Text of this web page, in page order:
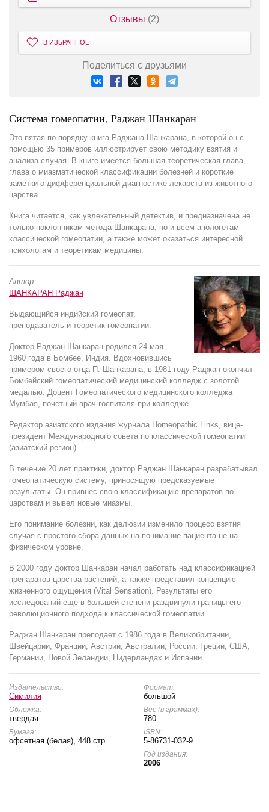
Отзывы (2)
В ИЗБРАННОЕ
Поделиться с друзьями
Система гомеопатии, Раджан Шанкаран
Это пятая по порядку книга Раджана Шанкарана, в которой он с
помощью 35 примеров иллюстрирует свою методику взятия и
анализа случая. В книге имеется большая теоретическая глава,
глава о миазматической классификации болезней и короткие
заметки о дифференциальной диагностике лекарств из животного
царства.
Книга читается, как увлекательный детектив, и предназначена не
только поклонникам метода Шанкарана, но и всем апологетам
классической гомеопатии, а также может оказаться интересной
психологам и теоретикам медицины.
Автор:
ШАНКАРАН Раджан
Выдающийся индийский гомеопат,
преподаватель и теоретик гомеопатии.
Доктор Раджан Шанкаран родился 24 мая
1960 года в Бомбее, Индия. Вдохновившись
примером своего отца П. Шанкарана, в 1981 году Раджан окончил
Бомбейский гомеопатический медицинский колледж с золотой
медалью. Доцент Гомеопатического медицинского колледжа
Мумбая, почетный врач госпиталя при колледже.
Редактор азиатского издания журнала Homeopathic Links, вице-
президент Международного совета по классической гомеопатии
(азиатский регион).
В течение 20 лет практики, доктор Раджан Шанкаран разрабатывал
гомеопатическую систему, приносящую предсказуемые
результаты. Он привнес свою классификацию препаратов по
царствам и вывел новые миазмы.
Его понимание болезни, как делюзии изменило процесс взятия
случая с простого сбора данных на понимание пациента не на
физическом уровне.
В 2000 году доктор Шанкаран начал работать над классификацией
препаратов царства растений, а также представил концепцию
жизненного ощущения (Vital Sensation). Результаты его
исследований еще в большей степени раздвинули границы его
революционного подхода к классической гомеопатии.
Раджан Шанкаран преподает с 1986 года в Великобритании,
Швейцарии, Франции, Австрии, Австралии, России, Греции, США,
Германии, Новой Зеландии, Нидерландах и Испании.
Издательство:
Симилия
Обложка:
твердая
Бумага:
офсетная (белая), 448 стр.
Формат:
большой
Вес (в граммах):
780
ISBN:
5-86731-032-9
Год издания:
2006